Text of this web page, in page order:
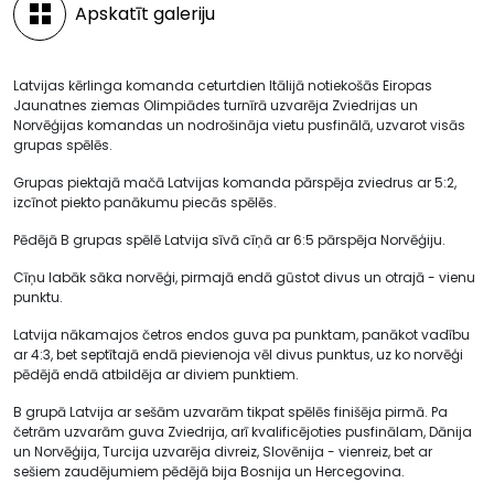
Apskatīt galeriju
Latvijas kērlinga komanda ceturtdien Itālijā notiekošās Eiropas
Jaunatnes ziemas Olimpiādes turnīrā uzvarēja Zviedrijas un
Norvēģijas komandas un nodrošināja vietu pusfinālā, uzvarot visās
grupas spēlēs.
Grupas piektajā mačā Latvijas komanda pārspēja zviedrus ar 5:2,
izcīnot piekto panākumu piecās spēlēs.
Pēdējā B grupas spēlē Latvija sīvā cīņā ar 6:5 pārspēja Norvēģiju.
Cīņu labāk sāka norvēģi, pirmajā endā gūstot divus un otrajā - vienu
punktu.
Latvija nākamajos četros endos guva pa punktam, panākot vadību
ar 4:3, bet septītajā endā pievienoja vēl divus punktus, uz ko norvēģi
pēdējā endā atbildēja ar diviem punktiem.
B grupā Latvija ar sešām uzvarām tikpat spēlēs finišēja pirmā. Pa
četrām uzvarām guva Zviedrija, arī kvalificējoties pusfinālam, Dānija
un Norvēģija, Turcija uzvarēja divreiz, Slovēnija - vienreiz, bet ar
sešiem zaudējumiem pēdējā bija Bosnija un Hercegovina.